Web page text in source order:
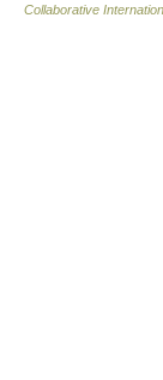
Collaborative